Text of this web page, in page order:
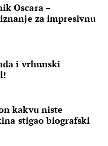
Oscara –
za impresivnu
i vrhunski
kakvu niste
stigao biografski